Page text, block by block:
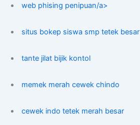
web phising penipuan/a>
situs bokep siswa smp tetek besar
tante jilat bijik kontol
memek merah cewek chindo
cewek indo tetek merah besar